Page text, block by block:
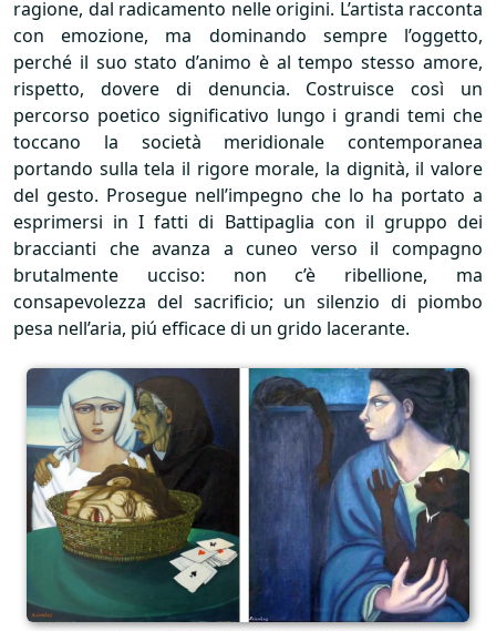
ragione, dal radicamento nelle origini. L’artista racconta
con emozione, ma dominando sempre l’oggetto,
perché il suo stato d’animo è al tempo stesso amore,
rispetto, dovere di denuncia. Costruisce così un
percorso poetico significativo lungo i grandi temi che
toccano la società meridionale contemporanea
portando sulla tela il rigore morale, la dignità, il valore
del gesto. Prosegue nell’impegno che lo ha portato a
esprimersi in I fatti di Battipaglia con il gruppo dei
braccianti che avanza a cuneo verso il compagno
brutalmente ucciso: non c’è ribellione, ma
consapevolezza del sacrificio; un silenzio di piombo
pesa nell’aria, piú efficace di un grido lacerante.